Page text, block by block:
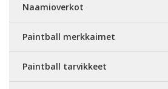
Naamioverkot
Paintball merkkaimet
Paintball tarvikkeet